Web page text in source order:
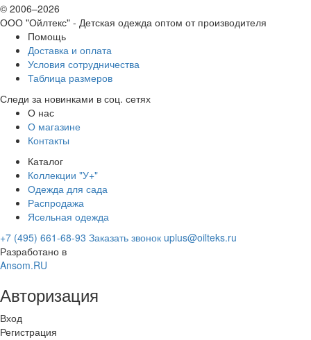
© 2006–2026
ООО "Ойлтекс" - Детская одежда оптом от производителя
Помощь
Доставка и оплата
Условия сотрудничества
Таблица размеров
Следи за новинками в соц. сетях
О нас
О магазине
Контакты
Каталог
Коллекции "У+"
Одежда для сада
Распродажа
Ясельная одежда
+7 (495) 661-68-93 Заказать звонок uplus@oilteks.ru
Разработано в
Ansom.RU
Авторизация
Вход
Регистрация